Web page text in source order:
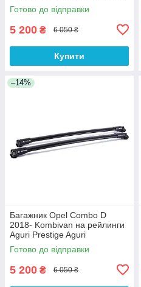
Готово до відправки
5 200 ₴ 6 050 ₴
Купити
–14%
Багажник Opel Combo D
2018- Kombivan на рейлинги
Aguri Prestige Aguri
Готово до відправки
5 200 ₴ 6 050 ₴